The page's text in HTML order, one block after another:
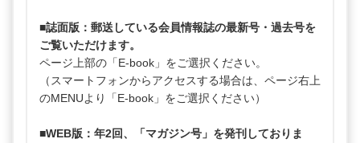
■誌面版：郵送している会員情報誌の最新号・過去号を
ご覧いただけます。
ページ上部の「E-book」をご選択ください。
（スマートフォンからアクセスする場合は、ページ右上
のMENUより「E-book」をご選択ください）
■WEB版：年2回、「マガジン号」を発刊しておりま